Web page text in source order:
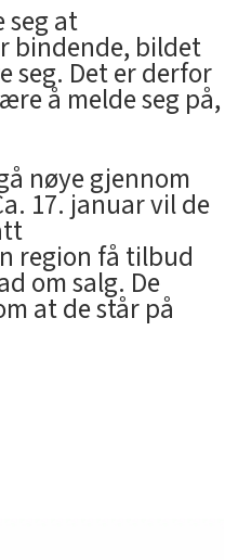
seg at
bindende, bildet
seg. Det er derfor
å melde seg på,
nøye gjennom
17. januar vil de
region få tilbud
om salg. De
at de står på